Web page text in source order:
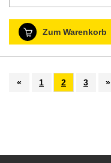
Zum Warenkorb
« 1 2 3 »